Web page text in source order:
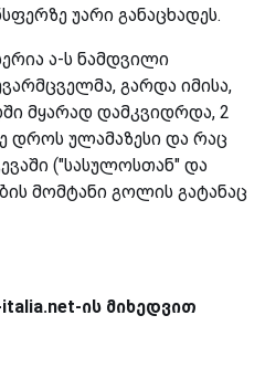
უარი განაცხადეს.
ა-ს ნამდვილი
გარდა იმისა,
მყარად დამკვიდრდა, 2
დროს ულამაზესი და რაც
("სასულოსთან" და
მომტანი გოლის გატანაც
ის მიხედვით